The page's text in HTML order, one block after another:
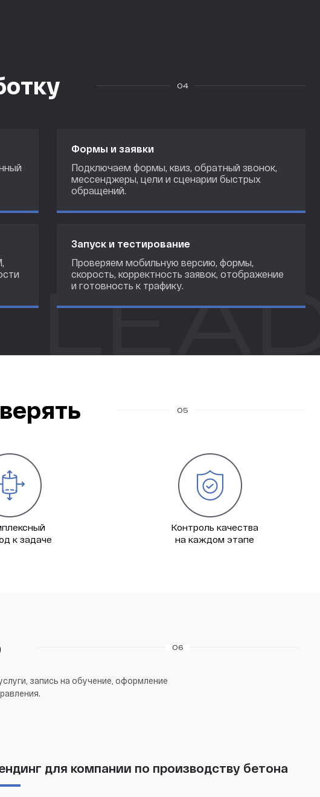
04
Формы и заявки
Подключаем формы, квиз, обратный звонок,
мессенджеры, цели и сценарии быстрых
обращений.
Запуск и тестирование
Проверяем мобильную версию, формы,
скорость, корректность заявок, отображение
и готовность к трафику.
05
к задаче
Контроль качества
на каждом этапе
06
запись на обучение, оформление
для компании по производству бетона